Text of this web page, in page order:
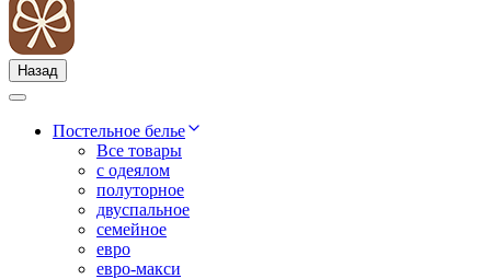
Назад
Постельное белье
Все товары
с одеялом
полуторное
двуспальное
семейное
евро
евро-макси